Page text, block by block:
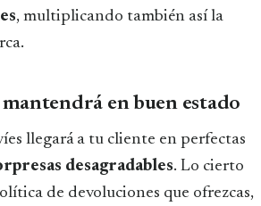
, multiplicando también así la
en buen estado
llegará a tu cliente en perfectas
desagradables. Lo cierto
de devoluciones que ofrezcas,